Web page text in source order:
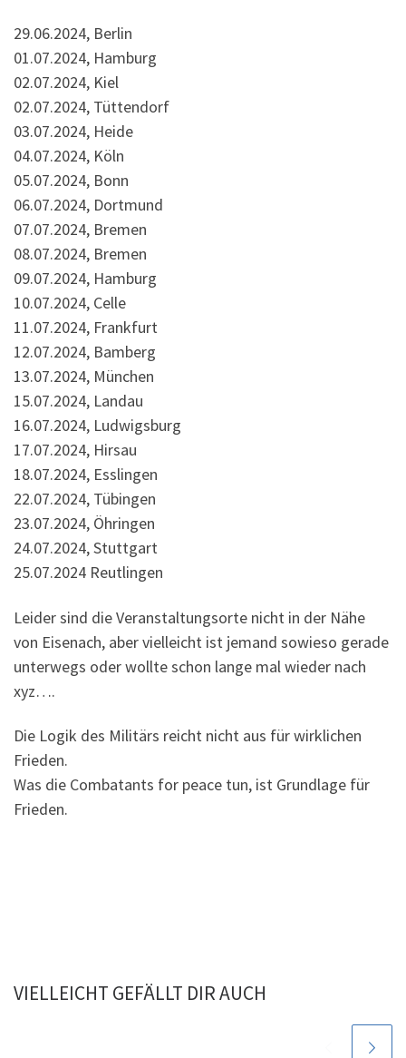
29.06.2024, Berlin
01.07.2024, Hamburg
02.07.2024, Kiel
02.07.2024, Tüttendorf
03.07.2024, Heide
04.07.2024, Köln
05.07.2024, Bonn
06.07.2024, Dortmund
07.07.2024, Bremen
08.07.2024, Bremen
09.07.2024, Hamburg
10.07.2024, Celle
11.07.2024, Frankfurt
12.07.2024, Bamberg
13.07.2024, München
15.07.2024, Landau
16.07.2024, Ludwigsburg
17.07.2024, Hirsau
18.07.2024, Esslingen
22.07.2024, Tübingen
23.07.2024, Öhringen
24.07.2024, Stuttgart
25.07.2024 Reutlingen
Leider sind die Veranstaltungsorte nicht in der Nähe
von Eisenach, aber vielleicht ist jemand sowieso gerade
unterwegs oder wollte schon lange mal wieder nach
xyz….
Die Logik des Militärs reicht nicht aus für wirklichen
Frieden.
Was die Combatants for peace tun, ist Grundlage für
Frieden.
VIELLEICHT GEFÄLLT DIR AUCH